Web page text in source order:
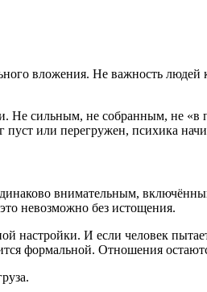
вложения. Не важность
сильным, не собранным, не «в
или перегружен, психика
внимательным,
невозможно без истощения.
И если человек
формальной. Отношения